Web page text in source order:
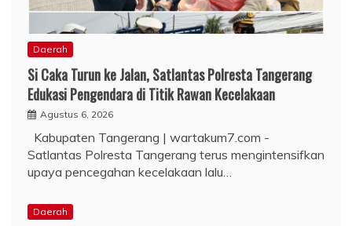
Daerah
Si Caka Turun ke Jalan, Satlantas Polresta Tangerang
Edukasi Pengendara di Titik Rawan Kecelakaan
Agustus 6, 2026
Kabupaten Tangerang | wartakum7.com -
Satlantas Polresta Tangerang terus mengintensifkan
upaya pencegahan kecelakaan lalu…
Daerah